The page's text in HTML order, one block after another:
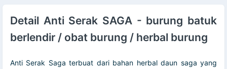
Detail Anti Serak SAGA - burung batuk
berlendir / obat burung / herbal burung
Anti Serak Saga terbuat dari bahan herbal daun saga yang